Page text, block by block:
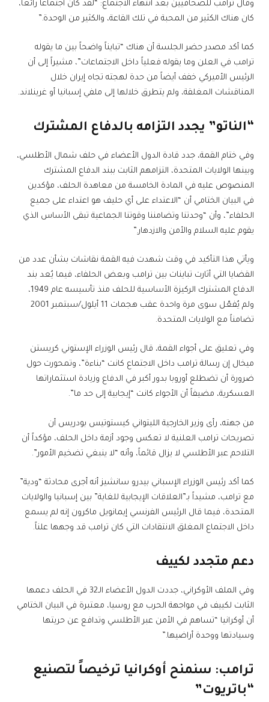
وقال ترامب للصحافيين بعد انتهاء الاجتماع: “لقد كان اجتماعاً رائعاً،
كان هناك الكثير من المحبة في تلك القاعة، والكثير من الوحدة.”
كما أكد مصدر حضر الجلسة أن هناك “تبايناً واضحاً بين ما يقوله
ترامب في العلن وما يقوله فعلياً داخل الاجتماعات”، مشيراً إلى أن
الرئيس الأميركي خفف أيضاً من حدة لهجته تجاه إيران خلال
المناقشات المغلقة، ولم يتطرق خلالها إلى ملفي إسبانيا أو غرينلاند.
“الناتو” يجدد التزامه بالدفاع المشترك
وفي ختام القمة، جدد قادة الدول الأعضاء في حلف شمال الأطلسي،
وبينها الولايات المتحدة، التزامهم الثابت ببند الدفاع المشترك
المنصوص عليه في المادة الخامسة من معاهدة الحلف، مؤكدين
في البيان الختامي أن “الاعتداء على أي حليف هو اعتداء على جميع
الحلفاء”، وأن “وحدتنا وتضامننا وقوتنا الجماعية تبقى الأساس الذي
يقوم عليه السلام والأمن والازدهار.”
ويأتي هذا التأكيد في وقت شهدت فيه القمة نقاشات بشأن عدد من
القضايا التي أثارت تباينات بين ترامب وبعض الحلفاء، فيما يُعد بند
الدفاع المشترك الركيزة الأساسية للحلف منذ تأسيسه عام 1949،
ولم يُفعّل سوى مرة واحدة عقب هجمات 11 أيلول/سبتمبر 2001
تضامناً مع الولايات المتحدة.
وفي تعليق على أجواء القمة، قال رئيس الوزراء الإستوني كريستن
ميخال إن رسالة ترامب داخل الاجتماع كانت “بناءة”، وتمحورت حول
ضرورة أن تضطلع أوروبا بدور أكبر في الدفاع وزيادة استثماراتها
العسكرية، مضيفاً أن الأجواء كانت “إيجابية إلى حد ما”.
من جهته، رأى وزير الخارجية الليتواني كيستوتيس بودريس أن
تصريحات ترامب العلنية لا تعكس وجود أزمة داخل الحلف، مؤكداً أن
التلاحم عبر الأطلسي لا يزال قائماً، وأنه “لا ينبغي تضخيم الأمور”.
كما أكد رئيس الوزراء الإسباني بيدرو سانشيز أنه أجرى محادثة “ودية”
مع ترامب، مشيداً بـ”العلاقات الإيجابية للغاية” بين إسبانيا والولايات
المتحدة، فيما قال الرئيس الفرنسي إيمانويل ماكرون إنه لم يسمع
داخل الاجتماع المغلق الانتقادات التي كان ترامب قد وجهها علناً.
دعم متجدد لكييف
وفي الملف الأوكراني، جددت الدول الأعضاء الـ32 في الحلف دعمها
الثابت لكييف في مواجهة الحرب مع روسيا، معتبرة في البيان الختامي
أن أوكرانيا “تساهم في الأمن عبر الأطلسي وتدافع عن حريتها
وسيادتها ووحدة أراضيها.”
ترامب: سنمنح أوكرانيا ترخيصاً لتصنيع
“باتريوت”